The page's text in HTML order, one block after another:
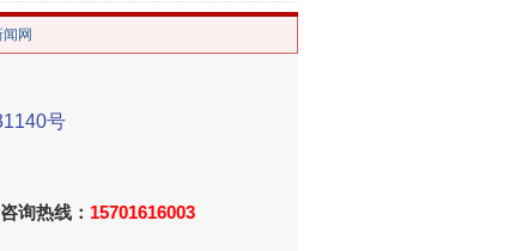
网
号
询热线： 15701616003